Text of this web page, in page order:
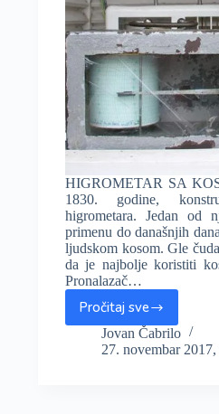
HIGROMETAR SA
1830. godine,
higrometara. Jedan od
primenu do današnjih
ljudskom kosom. Gle
da je najbolje koristiti
Pronalazač…
Pročitaj sveHigrometar
sa
kosom
Jovan Čabrilo
27. novembar